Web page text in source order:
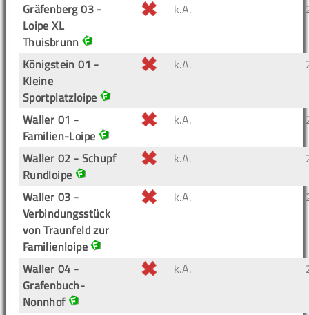
Gräfenberg 03 -
Loipe XL
Thuisbrunn
k.A.
Königstein 01 -
Kleine
Sportplatzloipe
k.A.
Waller 01 -
Familien-Loipe
k.A.
Waller 02 - Schupf
Rundloipe
k.A.
Waller 03 -
Verbindungsstück
von Traunfeld zur
Familienloipe
k.A.
Waller 04 -
Grafenbuch-
Nonnhof
k.A.